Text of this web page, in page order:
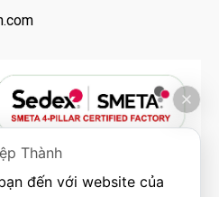
US
Thành
đến với website của